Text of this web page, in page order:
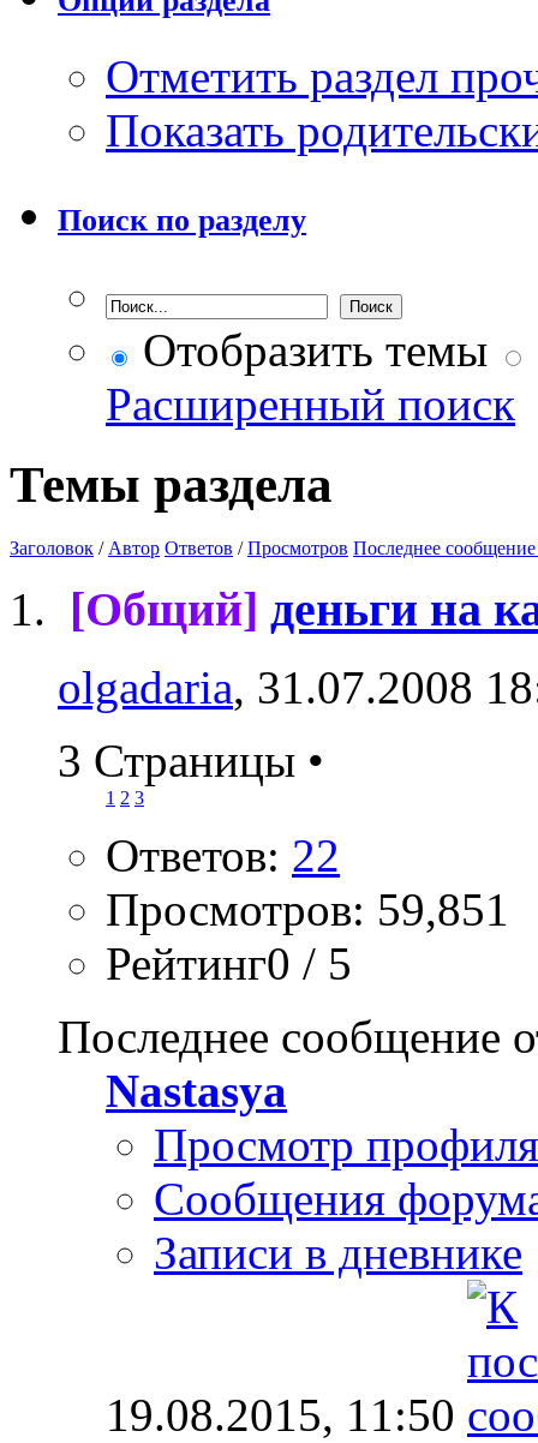
Отметить раздел
Показать
Поиск по разделу
Отобразить темы
Расширенный поиск
Темы раздела
Заголовок / Автор Ответов /Просмотров Последнее сообщение
[Общий] деньги на
olgadaria, 31.07.2008
3 Страницы •
1 2 3
Ответов: 22
Просмотров: 59,851
Рейтинг0 / 5
Последнее сообщение
Nastasya
Просмотр профиля
Сообщения
Записи в дневнике
19.08.2015, 11:50